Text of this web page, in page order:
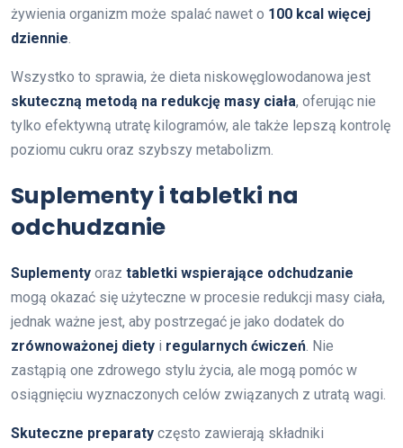
żywienia organizm może spalać nawet o 100 kcal więcej
dziennie.
Wszystko to sprawia, że dieta niskowęglowodanowa jest
skuteczną metodą na redukcję masy ciała, oferując nie
tylko efektywną utratę kilogramów, ale także lepszą kontrolę
poziomu cukru oraz szybszy metabolizm.
Suplementy i tabletki na
odchudzanie
Suplementy oraz tabletki wspierające odchudzanie
mogą okazać się użyteczne w procesie redukcji masy ciała,
jednak ważne jest, aby postrzegać je jako dodatek do
zrównoważonej diety i regularnych ćwiczeń. Nie
zastąpią one zdrowego stylu życia, ale mogą pomóc w
osiągnięciu wyznaczonych celów związanych z utratą wagi.
Skuteczne preparaty często zawierają składniki